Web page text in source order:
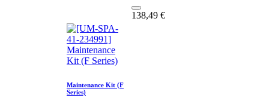
138,49 €
Maintenance Kit (F
Series)